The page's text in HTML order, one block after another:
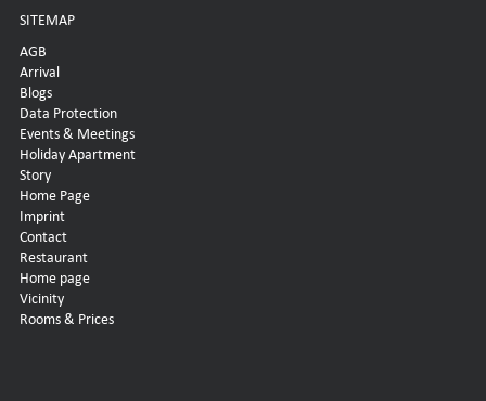
SITEMAP
AGB
Arrival
Blogs
Data Protection
Events & Meetings
Holiday Apartment
Story
Home Page
Imprint
Contact
Restaurant
Home page
Vicinity
Rooms & Prices